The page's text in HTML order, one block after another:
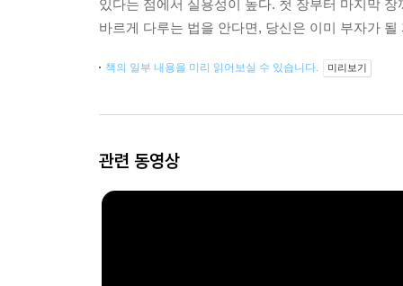
있다는 점에서 실용성이 높다. 첫 장부터 마지막
바르게 다루는 법을 안다면, 당신은 이미 부자가 될
책의 일부 내용을 미리 읽어보실 수 있습니다. 미리보기
관련 동영상